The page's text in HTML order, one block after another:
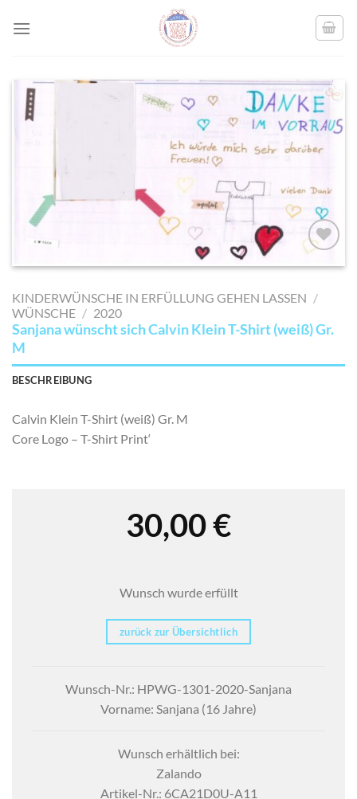
AUF MEINE
SETZEN
KINDERWÜNSCHE IN ERFÜLLUNG GEHEN LASSEN /
WÜNSCHE / 2020
Sanjana wünscht sich Calvin Klein T-Shirt (weiß) Gr.
M
BESCHREIBUNG
Calvin Klein T-Shirt (weiß) Gr. M
Core Logo – T-Shirt Print‘
30,00€
Wunsch wurde erfüllt
zurück zur Übersichtlich
Wunsch-Nr.: HPWG-1301-2020-Sanjana
Vorname: Sanjana (16 Jahre)
Wunsch erhältlich bei:
Zalando
Artikel-Nr.: 6CA21D0U-A11